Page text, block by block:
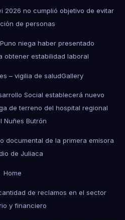
2026 no cumplió objetivo de evitar
de personas
niega haber presentado
obtener estabilidad laboral
– vigilia de saludGallery
Social establecerá nuevo
de terreno del hospital regional
Nuñes Butrón
documental de la primera emisora
de Juliaca
Home
de reclamos en el sector
y financiero